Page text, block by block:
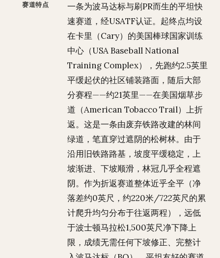
赛道特点
一条为波马达标与刷PR而生的平坦快
速赛道，经USATF认证。起终点均设
在卡里（Cary）的美国棒球国家训练
中心（USA Baseball National
Training Complex），先跑约2.5英里
平缓起伏的社区铺装路面，随后大部
分赛程——约21英里——在美国烟草步
道（American Tobacco Trail）上折
返。这是一条由废弃铁路改建的林间
绿道，笔直穿过遮阴的松树林。由于
沿用旧铁路路基，坡度平缓稳定，上
坡渐进、下坡顺滑，林冠几乎全程遮
阴。作为折返赛道整体近乎全平（净
落差约0英尺，约220米/722英尺的累
计爬升均匀分布于往返两程），远低
于波士顿马拉松1,500英尺净下降上
限，成绩无需任何下坡修正、完整计